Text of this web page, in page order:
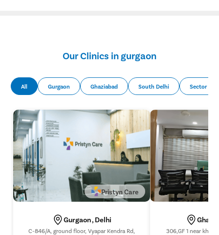
Our Clinics in gurgaon
All Gurgaon Ghaziabad South Delhi Sector 51
Pristyn Care
Gurgaon , Delhi
C-846/A, ground floor, Vyapar Kendra Rd,
306,GF 1 near